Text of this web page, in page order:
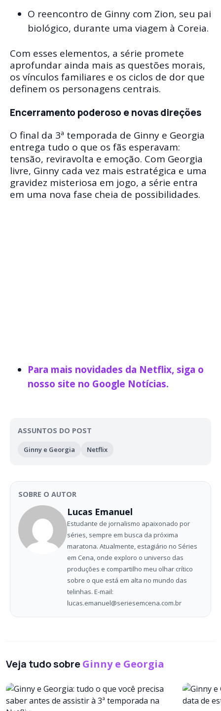
O reencontro de Ginny com Zion, seu pai
biológico, durante uma viagem à Coreia.
Com esses elementos, a série promete
aprofundar ainda mais as questões morais,
os vínculos familiares e os ciclos de dor que
definem os personagens centrais.
Encerramento poderoso e novas direções
O final da 3ª temporada de Ginny e Georgia
entrega tudo o que os fãs esperavam:
tensão, reviravolta e emoção. Com Georgia
livre, Ginny cada vez mais estratégica e uma
gravidez misteriosa em jogo, a série entra
em uma nova fase cheia de possibilidades.
Para mais novidades da Netflix, siga o
nosso site no Google Notícias.
ASSUNTOS DO POST
Ginny e Georgia Netflix
SOBRE O AUTOR
Lucas Emanuel
Estudante de jornalismo apaixonado por
séries, sempre em busca da próxima
maratona. Atualmente, estagiário no Séries
em Cena, onde exploro o universo das
produções e compartilho meu olhar crítico
sobre o que está em alta no mundo das
telinhas. E-mail:
lucas.emanuel@seriesemcena.com.br
Veja tudo sobreGinny e Georgia